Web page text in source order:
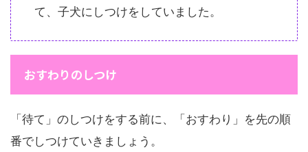
て、子犬にしつけをしていました。
おすわりのしつけ
「待て」のしつけをする前に、「おすわり」を先の順
番でしつけていきましょう。